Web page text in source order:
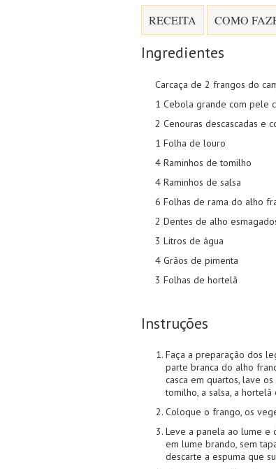
RECEITA COMO
Ingredientes
Carcaça de 2 frangos do
1 Cebola grande com pele
2 Cenouras descascadas e
1 Folha de louro
4 Raminhos de tomilho
4 Raminhos de salsa
6 Folhas de rama do alho
2 Dentes de alho
3 Litros de água
4 Grãos de pimenta
3 Folhas de hortelã
Instruções
Faça a preparação dos
parte branca do alho
casca em quartos, lave
tomilho, a salsa, a
Coloque o frango, os
Leve a panela ao lume e
em lume brando, sem
descarte a espuma que